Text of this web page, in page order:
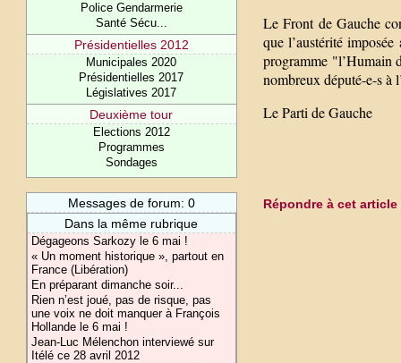
Police Gendarmerie
Santé Sécu...
Présidentielles 2012
Municipales 2020
Présidentielles 2017
Législatives 2017
Deuxième tour
Elections 2012
Programmes
Sondages
Messages de forum: 0
Dans la même rubrique
Dégageons Sarkozy le 6 mai !
« Un moment historique », partout en
France (Libération)
En préparant dimanche soir...
Rien n’est joué, pas de risque, pas
une voix ne doit manquer à François
Hollande le 6 mai !
Jean-Luc Mélenchon interviewé sur
Itélé ce 28 avril 2012
Le Front de Gauche
que l’austérité
programme "l’Humain
nombreux député-e-s à
Le Parti de Gauche
Répondre à cet article